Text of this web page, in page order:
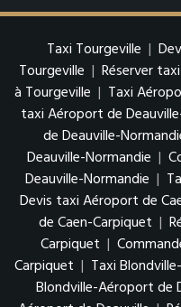
Taxi Tourgeville |
Tourgeville | Réserver
à Tourgeville | Taxi
taxi Aéroport de
de Deauville-
Deauville-Normandie |
Deauville-Normandie |
Devis taxi Aéroport de
de Caen-Carpiquet |
Carpiquet |
Carpiquet | Taxi
Blondville-Aéroport de